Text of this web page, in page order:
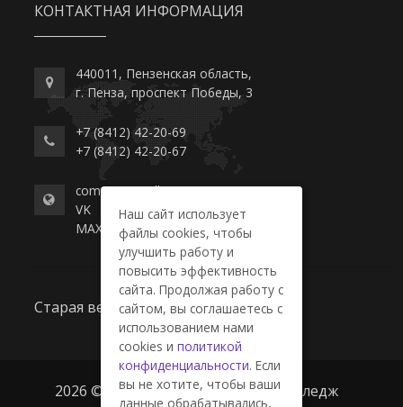
КОНТАКТНАЯ ИНФОРМАЦИЯ
440011, Пензенская область,
г. Пенза, проспект Победы, 3
+7 (8412) 42-20-69
+7 (8412) 42-20-67
commerce-college.ru
VK
MAX
Старая версия сайта
2026 © ГАПОУ ПО "Пензенский колледж
Наш сайт использует
файлы cookies, чтобы
улучшить работу и
повысить эффективность
сайта. Продолжая работу с
сайтом, вы соглашаетесь с
использованием нами
cookies и политикой
конфиденциальности. Если
вы не хотите, чтобы ваши
данные обрабатывались,